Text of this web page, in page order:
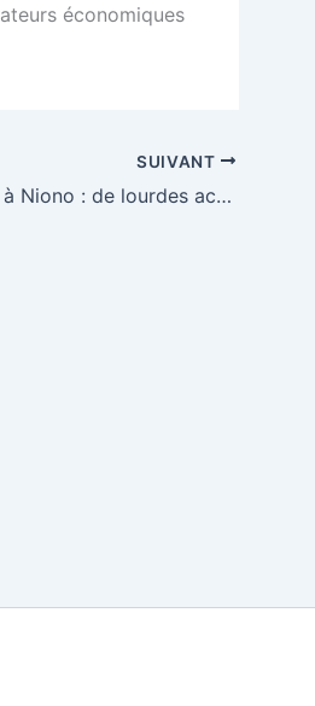
économiques
SUIVANT
Tensions à Niono : de lourdes accusations pèsent sur les opérations militaires dans le centre du Mali